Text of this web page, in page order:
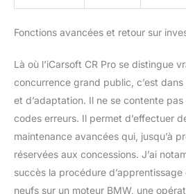
Fonctions avancées et retour sur
Là où l’iCarsoft CR Pro se distingue
concurrence grand public, c’est
et d’adaptation. Il ne se contente
codes erreurs. Il permet d’effectuer
maintenance avancées qui, jusqu’à
réservées aux concessions. J’ai
succès la procédure
neufs sur un moteur BMW, une